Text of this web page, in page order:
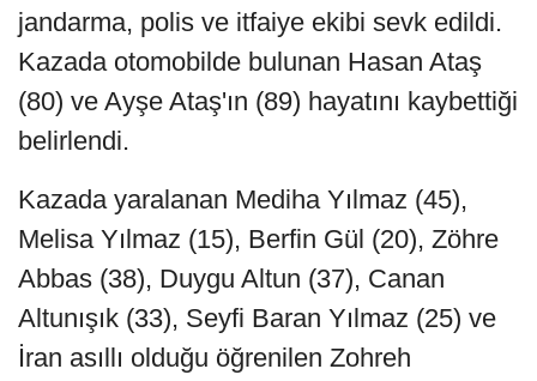
jandarma, polis ve itfaiye ekibi sevk edildi.
Kazada otomobilde bulunan Hasan Ataş
(80) ve Ayşe Ataş'ın (89) hayatını kaybettiği
belirlendi.
Kazada yaralanan Mediha Yılmaz (45),
Melisa Yılmaz (15), Berfin Gül (20), Zöhre
Abbas (38), Duygu Altun (37), Canan
Altunışık (33), Seyfi Baran Yılmaz (25) ve
İran asıllı olduğu öğrenilen Zohreh